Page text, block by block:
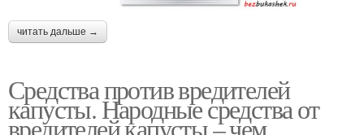
читать дальше →
Средства против вредителей
капусты. Народные средства от
вредителей капусты – чем